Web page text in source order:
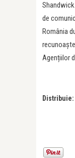
de
România
Agențiilor
Distribuie: